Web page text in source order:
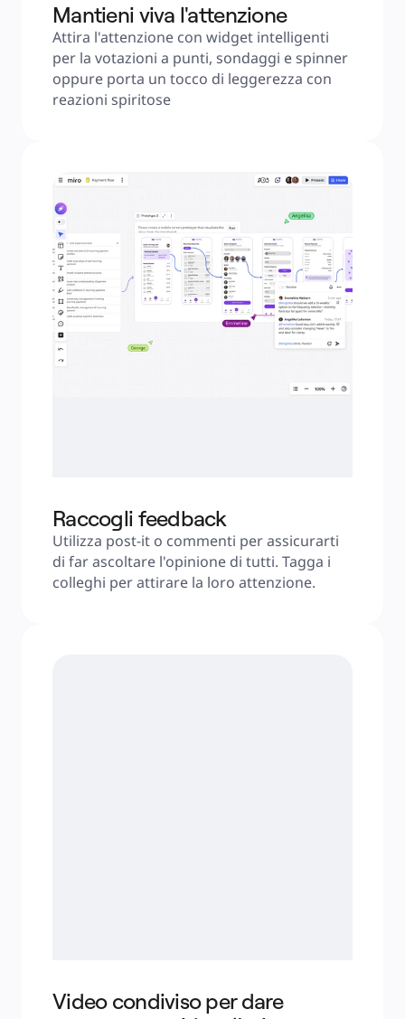
Mantieni viva l'attenzione
Attira l'attenzione con widget intelligenti
per la votazioni a punti, sondaggi e spinner
oppure porta un tocco di leggerezza con
reazioni spiritose
Raccogli feedback
Utilizza post-it o commenti per assicurarti
di far ascoltare l'opinione di tutti. Tagga i
colleghi per attirare la loro attenzione.
Video condiviso per dare